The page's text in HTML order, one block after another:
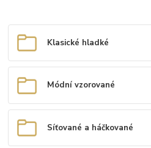
Klasické hladké
Módní vzorované
Síťované a háčkované